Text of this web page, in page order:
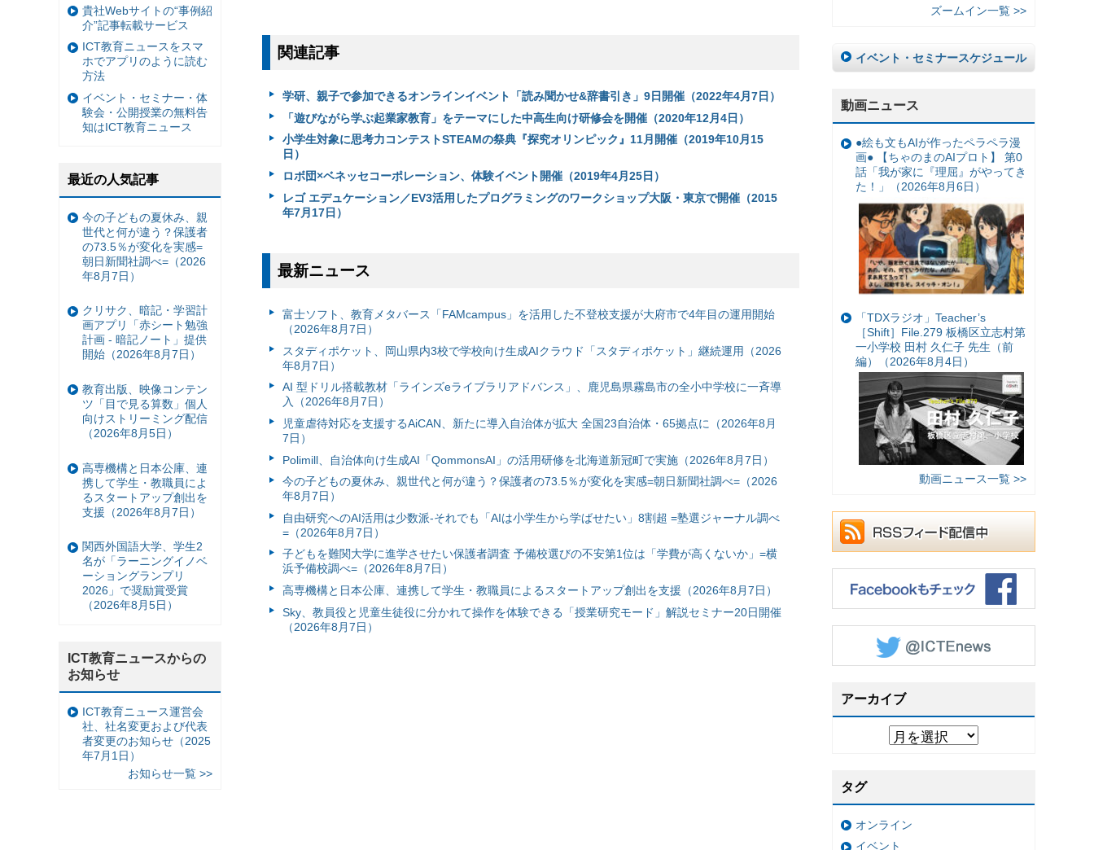
関連記事
学研、親子で参加できるオンラインイベント「読み聞かせ&辞書引き」9日開催（2022年4月7日）
「遊びながら学ぶ起業家教育」をテーマにした中高生向け研修会を開催（2020年12月4日）
小学生対象に思考力コンテストSTEAMの祭典『探究オリンピック』11月開催（2019年10月15
日）
ロボ団×ベネッセコーポレーション、体験イベント開催（2019年4月25日）
レゴ エデュケーション／EV3活用したプログラミングのワークショップ大阪・東京で開催（2015
年7月17日）
最新ニュース
富⼠ソフト、教育メタバース「FAMcampus」を活用した不登校支援が大府市で4年目の運用開始
（2026年8月7日）
スタディポケット、岡山県内3校で学校向け生成AIクラウド「スタディポケット」継続運用（2026
年8月7日）
AI 型ドリル搭載教材「ラインズeライブラリアドバンス」、鹿児島県霧島市の全小中学校に一斉導
入（2026年8月7日）
児童虐待対応を支援するAiCAN、新たに導入自治体が拡大 全国23自治体・65拠点に（2026年8月
7日）
Polimill、自治体向け生成AI「QommonsAI」の活用研修を北海道新冠町で実施（2026年8月7日）
今の子どもの夏休み、親世代と何が違う？保護者の73.5％が変化を実感=朝日新聞社調べ=（2026
年8月7日）
自由研究へのAI活用は少数派-それでも「AIは小学生から学ばせたい」8割超 =塾選ジャーナル調べ
=（2026年8月7日）
子どもを難関大学に進学させたい保護者調査 予備校選びの不安第1位は「学費が高くないか」=横
浜予備校調べ=（2026年8月7日）
高専機構と日本公庫、連携して学生・教職員によるスタートアップ創出を支援（2026年8月7日）
Sky、教員役と児童生徒役に分かれて操作を体験できる「授業研究モード」解説セミナー20日開催
（2026年8月7日）
ズームイン一覧 >>
イベント・セミナースケジュール
動画ニュース
●絵も文もAIが作ったペラペラ漫
画● 【ちゃのまのAIプロト】 第0
話「我が家に『理屈』がやってき
た！」（2026年8月6日）
「TDXラジオ」Teacher’s
［Shift］File.279 板橋区立志村第
一小学校 田村 久仁子 先生（前
編）（2026年8月4日）
動画ニュース一覧 >>
アーカイブ
タグ
オンライン
イベント
貴社Webサイトの“事例紹
介”記事転載サービス
ICT教育ニュースをスマ
ホでアプリのように読む
方法
イベント・セミナー・体
験会・公開授業の無料告
知はICT教育ニュース
最近の人気記事
今の子どもの夏休み、親
世代と何が違う？保護者
の73.5％が変化を実感=
朝日新聞社調べ=（2026
年8月7日）
クリサク、暗記・学習計
画アプリ「赤シート勉強
計画 - 暗記ノート」提供
開始（2026年8月7日）
教育出版、映像コンテン
ツ「目で見る算数」個人
向けストリーミング配信
（2026年8月5日）
高専機構と日本公庫、連
携して学生・教職員によ
るスタートアップ創出を
支援（2026年8月7日）
関西外国語大学、学生2
名が「ラーニングイノベ
ーショングランプリ
2026」で奨励賞受賞
（2026年8月5日）
ICT教育ニュースからの
お知らせ
ICT教育ニュース運営会
社、社名変更および代表
者変更のお知らせ（2025
年7月1日）
お知らせ一覧 >>